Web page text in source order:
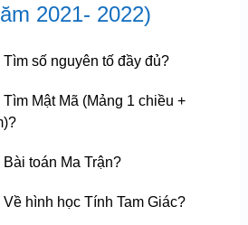
2021- 2022)
Tìm số nguyên tố đầy đủ?
Tìm Mật Mã (Mảng 1 chiều +
Bài toán Ma Trận?
Về hình học Tính Tam Giác?